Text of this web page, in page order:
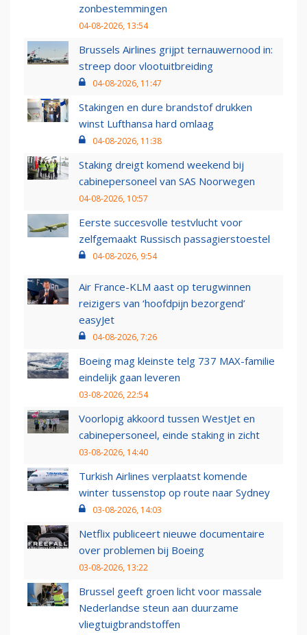
zonbestemmingen
04-08-2026, 13:54
Brussels Airlines grijpt ternauwernood in:
streep door vlootuitbreiding
04-08-2026, 11:47
Stakingen en dure brandstof drukken
winst Lufthansa hard omlaag
04-08-2026, 11:38
Staking dreigt komend weekend bij
cabinepersoneel van SAS Noorwegen
04-08-2026, 10:57
Eerste succesvolle testvlucht voor
zelfgemaakt Russisch passagierstoestel
04-08-2026, 9:54
Air France-KLM aast op terugwinnen
reizigers van ‘hoofdpijn bezorgend’
easyJet
04-08-2026, 7:26
Boeing mag kleinste telg 737 MAX-familie
eindelijk gaan leveren
03-08-2026, 22:54
Voorlopig akkoord tussen WestJet en
cabinepersoneel, einde staking in zicht
03-08-2026, 14:40
Turkish Airlines verplaatst komende
winter tussenstop op route naar Sydney
03-08-2026, 14:03
Netflix publiceert nieuwe documentaire
over problemen bij Boeing
03-08-2026, 13:22
Brussel geeft groen licht voor massale
Nederlandse steun aan duurzame
vliegtuigbrandstoffen